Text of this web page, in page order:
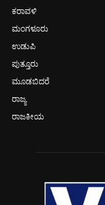
ಕರಾವಳಿ
ಮಂಗಳೂರು
ಉಡುಪಿ
ಪುತ್ತೂರು
ಮೂಡಬಿದರೆ
ರಾಜ್ಯ
ರಾಜಕೀಯ